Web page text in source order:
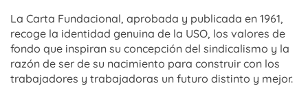
La Carta Fundacional, aprobada y publicada en 1961,
recoge la identidad genuina de la USO, los valores de
fondo que inspiran su concepción del sindicalismo y la
razón de ser de su nacimiento para construir con los
trabajadores y trabajadoras un futuro distinto y mejor.